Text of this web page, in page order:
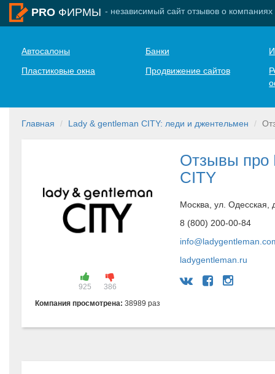
PRO ФИРМЫ - независимый сайт отзывов о компаниях
Автосалоны Банки
Пластиковые окна
Продвижение сайтов
Главная Lady & gentleman CITY: леди и джентельмен
925
386
Компания просмотрена:38989 раз
Отзывы про
CITY
Москва, ул. Одесская,
8 (800) 200-00-84
ladygentleman.ru